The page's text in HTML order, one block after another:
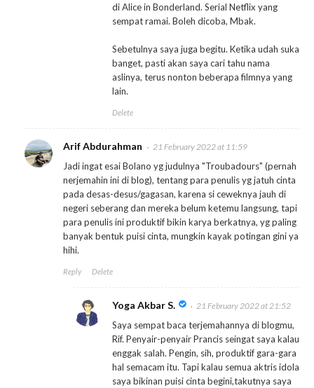
di Alice in Bonderland. Serial Netflix yang
sempat ramai. Boleh dicoba, Mbak.
Sebetulnya saya juga begitu. Ketika udah suka
banget, pasti akan saya cari tahu nama
aslinya, terus nonton beberapa filmnya yang
lain.
Delete
Arif Abdurahman 21 February 2022 at 11:59
Jadi ingat esai Bolano yg judulnya "Troubadours" (pernah
nerjemahin ini di blog), tentang para penulis yg jatuh cinta
pada desas-desus/gagasan, karena si ceweknya jauh di
negeri seberang dan mereka belum ketemu langsung, tapi
para penulis ini produktif bikin karya berkatnya, yg paling
banyak bentuk puisi cinta, mungkin kayak potingan gini ya
hihi.
Reply Delete
Yoga Akbar S. 21 February 2022 at 21:52
Saya sempat baca terjemahannya di blogmu,
Rif. Penyair-penyair Prancis seingat saya kalau
enggak salah. Pengin, sih, produktif gara-gara
hal semacam itu. Tapi kalau semua aktris idola
saya bikinan puisi cinta begini,takutnya saya